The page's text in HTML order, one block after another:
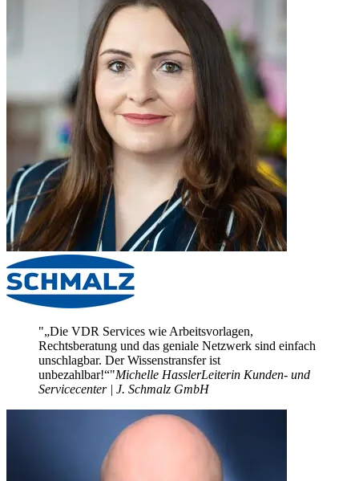
„Die VDR Services wie Arbeitsvorlagen,
Rechtsberatung und das geniale Netzwerk sind einfach
unschlagbar. Der Wissenstransfer ist
unbezahlbar!“ Michelle HasslerLeiterin Kunden- und
Servicecenter | J. Schmalz GmbH